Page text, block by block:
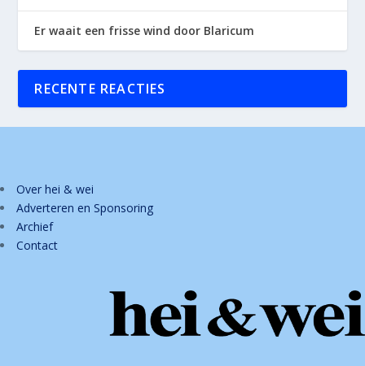
Er waait een frisse wind door Blaricum
RECENTE REACTIES
Over hei & wei
Adverteren en Sponsoring
Archief
Contact